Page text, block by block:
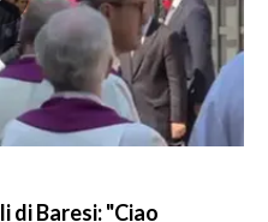
di Baresi: "Ciao